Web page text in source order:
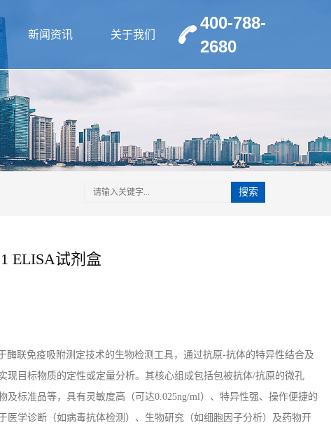
新闻资讯 关于我们
400-788-
2680
搜索
ELISA试剂盒
酶联免疫吸附测定技术的生物检测工具，通过抗原-抗体的特异性结合及
现目标物质的定性或定量分析。其核心组成包括包被抗体/抗原的微孔
及标准品等，具有灵敏度高（可达0.025ng/ml）、特异性强、操作便捷的
医学诊断（如病毒抗体检测）、生物研究（如细胞因子分析）及药物开